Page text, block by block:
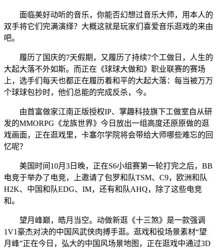
面临美好动听的音乐，你能否幻想过音乐大师，用本人的
双手将它们完满演绎？大概这就是玩家们喜爱音乐逛戏的来由
吧。
履历了国庆的7天假期，又履历了持续7个工做日，人生的
大起大落不外如斯。而正在《球球大做和》职业联赛的赛场
上，选手们每天也都正在履历着和平的大起大落：每当被万万
个球球包抄时，他们总能的完成反杀，今。
由首富做家江南正版授权IP、掌趣科技旗下工做室自从研
发的MMORPG《龙族世界》今日放出一组高度还原原做的逛
戏画面，正在逛戏里，卡塞尔学院将会带给大师哪些难忘的回
忆呢？
美国时间10月3日晚，正在S6小组赛第一轮打完之后，BB
电竞于举办了电竞，上邀请了包罗和队TSM、C9，欧洲和队
H2K、中国和队EDG、IM，还有和队AHQ，除了这些电竞
和。
望月峰巅，皓月当空。动做新逛《十三煞》是一款强调
1V1豪杰对决的中国风武侠肉搏手逛。逛戏和役场景素材“望
月峰”正在今日，弘大的中国风场景地图，正在逛戏中通过3D